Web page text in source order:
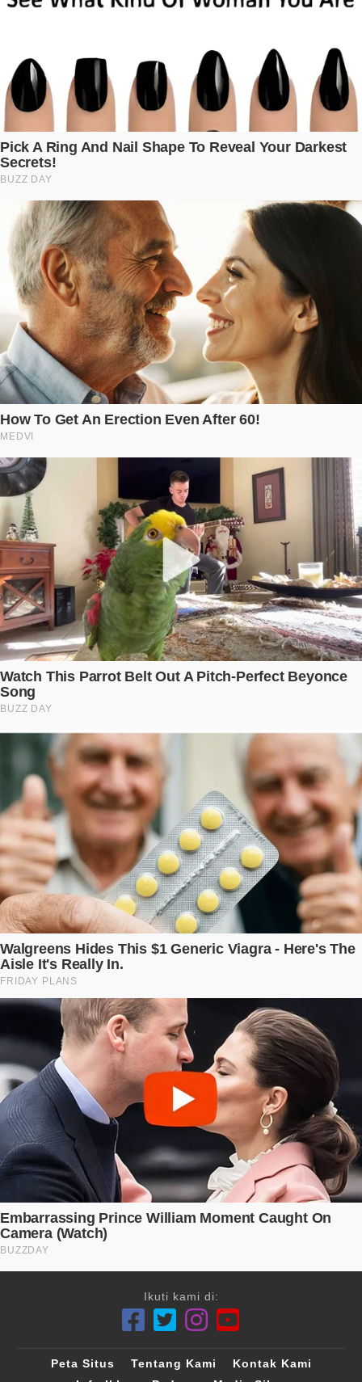
Ikuti kami di:
Peta Situs Tentang Kami
Kontak Kami